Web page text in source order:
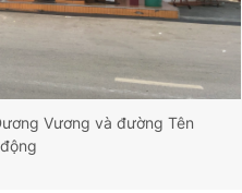
Vương và đường Tên